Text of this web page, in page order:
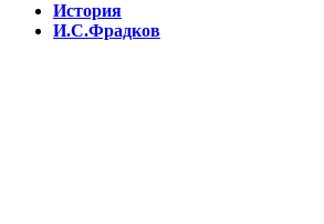
История
И.С.Фрадков